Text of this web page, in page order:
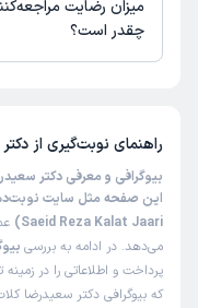
میزان رضایت
چقدر است؟
راهنمای نوبت‌گیری از
بیوگرافی و معرفی دکتر
Saeid Reza Kalat Jaari)
می‌دهد. در ادامه به بررسی
پرداخت و اطلاعاتی را در
که بیوگرافی دکتر سعیدرضا